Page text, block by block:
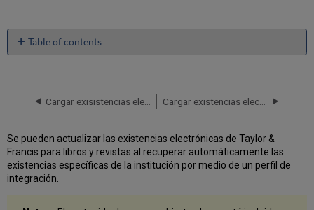
Table of contents
electrónicas
&
Francis
desde
la
de
Se pueden actualizar las existencias electrónicas de Taylor &
Francis para libros y revistas al recuperar automáticamente las
existencias específicas de la institución por medio de un perfil de
integración.